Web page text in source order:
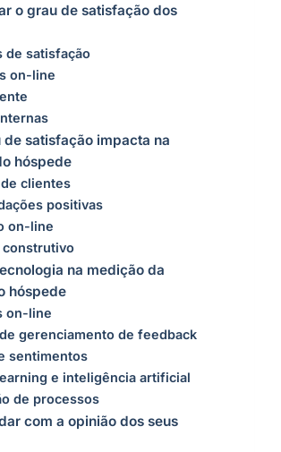
o grau de satisfação dos
de satisfação
on-line
de satisfação impacta na
hóspede
clientes
positivas
on-line
construtivo
na medição da
hóspede
on-line
gerenciamento de feedback
sentimentos
e inteligência artificial
de processos
com a opinião dos seus